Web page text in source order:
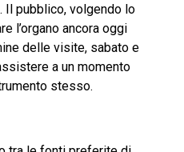
Il pubblico, volgendo lo
l’organo ancora oggi
delle visite, sabato e
a un momento
stesso.